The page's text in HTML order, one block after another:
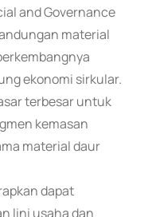
and Governance
material
ekonomi sirkular.
terbesar untuk
kemasan
material daur
dapat
lini usaha dan